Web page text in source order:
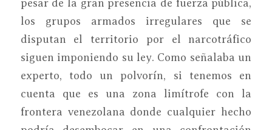
pesar de la gran presencia de fuerza pública,
los grupos armados irregulares que se
disputan el territorio por el narcotráfico
siguen imponiendo su ley. Como señalaba un
experto, todo un polvorín, si tenemos en
cuenta que es una zona limítrofe con la
frontera venezolana donde cualquier hecho